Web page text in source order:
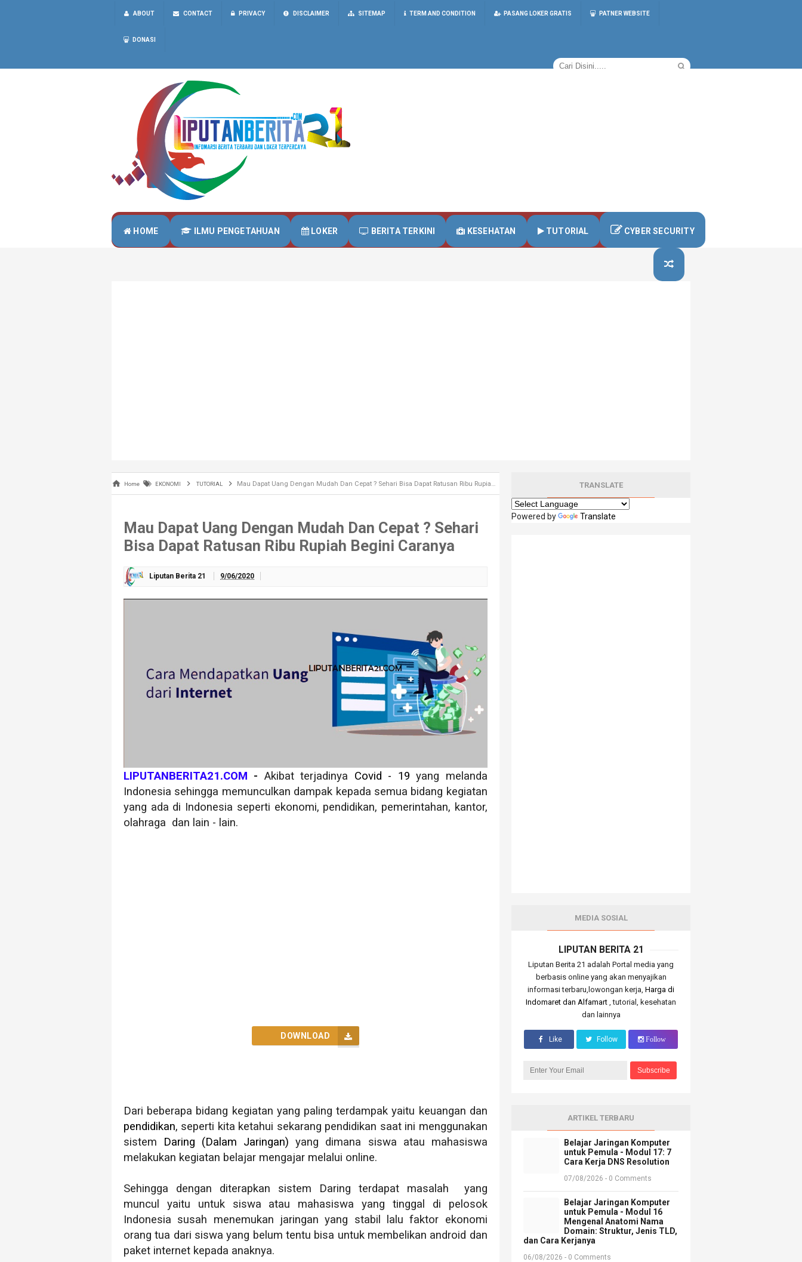
ABOUT CONTACT PRIVACY DISCLAIMER SITEMAP TERM AND CONDITION PASANG LOKER GRATIS PATNER WEBSITE
DONASI
HOME ILMU PENGETAHUAN LOKER BERITA TERKINI KESEHATAN TUTORIAL CYBER SECURITY
Home EKONOMI TUTORIAL Mau Dapat Uang Dengan Mudah Dan Cepat ? Sehari Bisa Dapat Ratusan Ribu Rupiah Begini Caranya
Mau Dapat Uang Dengan Mudah Dan Cepat ? Sehari
Bisa Dapat Ratusan Ribu Rupiah Begini Caranya
Liputan Berita 21 9/06/2020
LIPUTANBERITA21.COM - Akibat terjadinya Covid - 19 yang melanda
Indonesia sehingga memunculkan dampak kepada semua bidang kegiatan
yang ada di Indonesia seperti ekonomi, pendidikan, pemerintahan, kantor,
olahraga dan lain - lain.
DOWNLOAD
Dari beberapa bidang kegiatan yang paling terdampak yaitu keuangan dan
pendidikan, seperti kita ketahui sekarang pendidikan saat ini menggunakan
sistem Daring (Dalam Jaringan) yang dimana siswa atau mahasiswa
melakukan kegiatan belajar mengajar melalui online.
Sehingga dengan diterapkan sistem Daring terdapat masalah yang
muncul yaitu untuk siswa atau mahasiswa yang tinggal di pelosok
Indonesia susah menemukan jaringan yang stabil lalu faktor ekonomi
orang tua dari siswa yang belum tentu bisa untuk membelikan android dan
paket internet kepada anaknya.
TRANSLATE
Powered by Translate
MEDIA SOSIAL
LIPUTAN BERITA 21
Liputan Berita 21 adalah Portal media yang
berbasis online yang akan menyajikan
informasi terbaru,lowongan kerja,Harga di
Indomaret dan Alfamart , tutorial, kesehatan
dan lainnya
Like Follow Follow
ARTIKEL TERBARU
Belajar Jaringan Komputer
untuk Pemula - Modul 17: 7
Cara Kerja DNS Resolution
07/08/2026 - 0 Comments
Belajar Jaringan Komputer
untuk Pemula - Modul 16
Mengenal Anatomi Nama
Domain: Struktur, Jenis TLD,
dan Cara Kerjanya
06/08/2026 - 0 Comments